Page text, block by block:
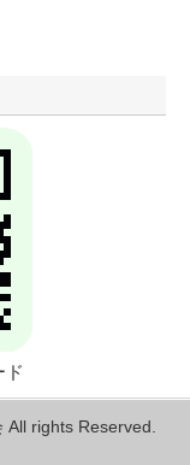
ド
All rights Reserved.